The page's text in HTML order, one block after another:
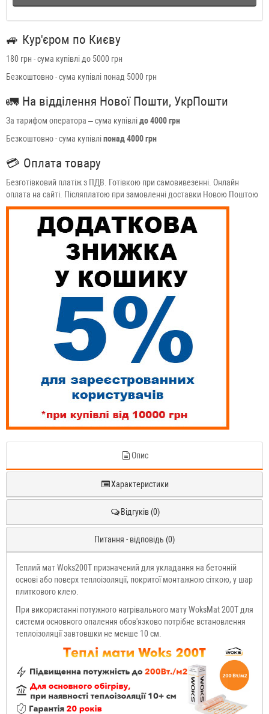
🚙 Кур'єром по Києву
180 грн - сума купівлі до 5000 грн
Безкоштовно - сума купівлі понад 5000 грн
🚛 На відділення Нової Пошти, УкрПошти
За тарифом оператора – сума купівлідо 4000 грн
Безкоштовно - сума купівліпонад 4000 грн
💳 Оплата товару
Безготівковий платіж з ПДВ. Готівкою при самовивезенні. Онлайн
оплата на сайті. Післяплатою при замовленні доставки Новою Поштою
Опис
Характеристики
Відгуків (0)
Питання - відповідь (0)
Теплий мат Woks200T призначений для укладання на бетонній
основі або поверх теплоізоляції, покритої монтажною сіткою, у шар
плиткового клею.
При використанні потужного нагрівального мату WoksMat 200T для
системи основного опалення обов'язково потрібне встановлення
теплоізоляції завтовшки не менше 10 см.